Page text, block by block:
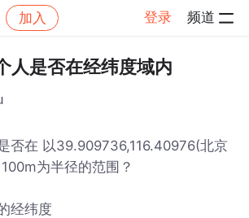
加入 登录 频道
问题 帖子详情
人是否在经纬度域内
否在 以39.909736,116.40976(北京
为半径的范围？
经纬度